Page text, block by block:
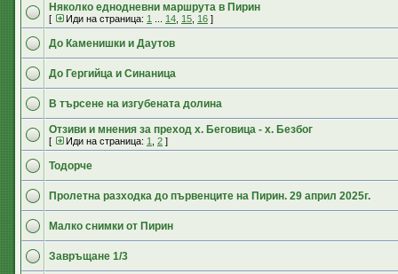
Няколко еднодневни маршрута в Пирин
[ Иди на страница: 1 14 15 16 ]
До Каменишки и Даутов
До Гергийца и Синаница
В търсене на изгубената долина
Отзиви и мнения за преход х. Беговица - х. Безбог
[ Иди на страница: 1 2 ]
Тодорче
Пролетна разходка до първенците на Пирин. 29 април 2025г.
Малко снимки от Пирин
Завръщане 1/3